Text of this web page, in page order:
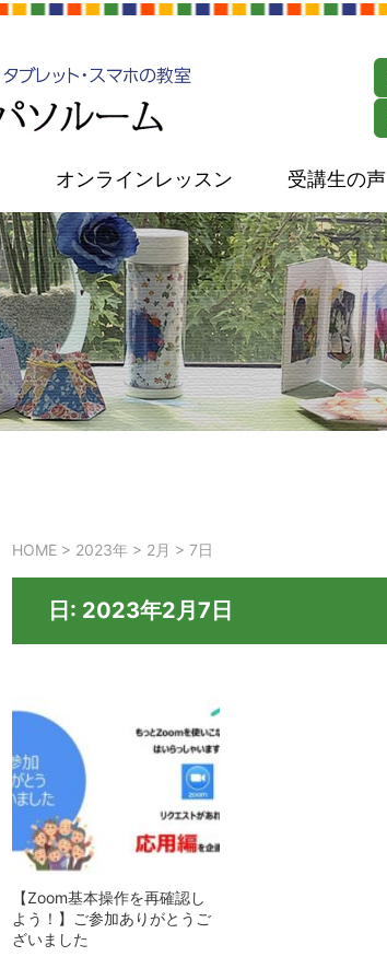
オンラインレッスン 受講生の声
HOME > 2023年 > 2月 > 7日
日: 2023年2月7日
【Zoom基本操作を再確認し
よう！】ご参加ありがとうご
ざいました